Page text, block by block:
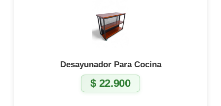
Desayunador Para Cocina
$22.900